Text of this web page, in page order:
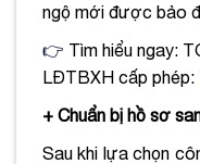
ngộ mới được bảo
👉 Tìm hiểu ngay:
LĐTBXH cấp phép:
+ Chuẩn bị hồ sơ
Sau khi lựa chọn